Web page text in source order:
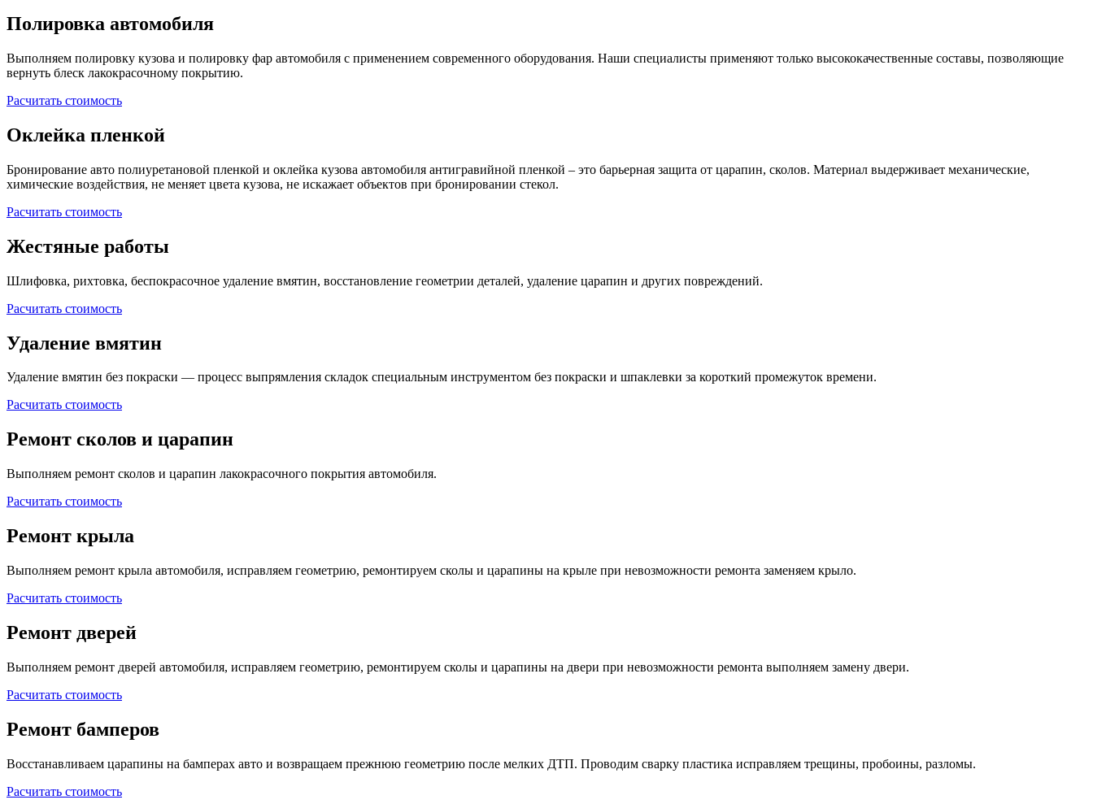
Полировка автомобиля
Выполняем полировку кузова и полировку фар автомобиля с применением современного оборудования. Наши специалисты применяют только высококачественные составы, позволяющие
вернуть блеск лакокрасочному покрытию.
Расчитать стоимость
Оклейка пленкой
Бронирование авто полиуретановой пленкой и оклейка кузова автомобиля антигравийной пленкой – это барьерная защита от царапин, сколов. Материал выдерживает механические,
химические воздействия, не меняет цвета кузова, не искажает объектов при бронировании стекол.
Расчитать стоимость
Жестяные работы
Шлифовка, рихтовка, беспокрасочное удаление вмятин, восстановление геометрии деталей, удаление царапин и других повреждений.
Расчитать стоимость
Удаление вмятин
Удаление вмятин без покраски — процесс выпрямления складок специальным инструментом без покраски и шпаклевки за короткий промежуток времени.
Расчитать стоимость
Ремонт сколов и царапин
Выполняем ремонт сколов и царапин лакокрасочного покрытия автомобиля.
Расчитать стоимость
Ремонт крыла
Выполняем ремонт крыла автомобиля, исправляем геометрию, ремонтируем сколы и царапины на крыле при невозможности ремонта заменяем крыло.
Расчитать стоимость
Ремонт дверей
Выполняем ремонт дверей автомобиля, исправляем геометрию, ремонтируем сколы и царапины на двери при невозможности ремонта выполняем замену двери.
Расчитать стоимость
Ремонт бамперов
Восстанавливаем царапины на бамперах авто и возвращаем прежнюю геометрию после мелких ДТП. Проводим сварку пластика исправляем трещины, пробоины, разломы.
Расчитать стоимость